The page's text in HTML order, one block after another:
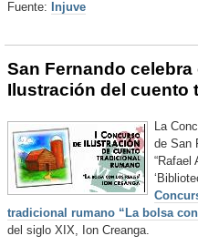
Fuente: Injuve
San Fernando
Ilustración del cuento
La
de San
“Rafael
tradicional rumano “La bolsa
del siglo XIX, Ion Creanga.